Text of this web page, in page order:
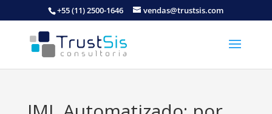
+55 (11) 2500-1646 vendas@trustsis.com